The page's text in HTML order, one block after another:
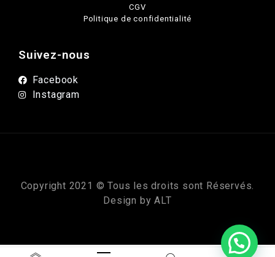
CGV
Politique de confidentialité
Suivez-nous
Facebook
Instagram
Copyright 2021 © Tous les droits sont Réservés.
Design by ALT